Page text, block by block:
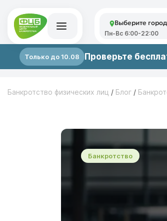
Выберите город
Пн-Вс 6:00-22:00
Только до 10.08 Проверьте
Банкротство физических лиц / Блог /
Банкротство